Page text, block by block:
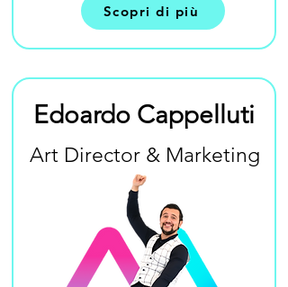
Scopri di più
Edoardo Cappelluti
Art Director & Marketing